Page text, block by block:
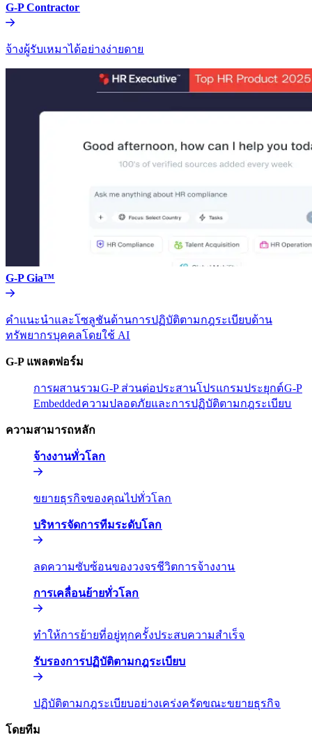
G-P Contractor​​
จ้างผู้รับเหมาได้อย่างง่ายดาย​​
G-P Gia™​​
คำแนะนำและโซลูชันด้านการปฏิบัติตามกฎระเบียบด้าน
ทรัพยากรบุคคลโดยใช้ AI​​
G-P แพลตฟอร์ม​​
การผสานรวม​​G-P ส่วนต่อประสานโปรแกรมประยุกต์​​G-P
Embedded​​ความปลอดภัยและการปฏิบัติตามกฎระเบียบ​​
ความสามารถหลัก​​
จ้างงานทั่วโลก​​
ขยายธุรกิจของคุณไปทั่วโลก​​
บริหารจัดการทีมระดับโลก​​
ลดความซับซ้อนของวงจรชีวิตการจ้างงาน​​
การเคลื่อนย้ายทั่วโลก​​
ทำให้การย้ายที่อยู่ทุกครั้งประสบความสำเร็จ​​
รับรองการปฏิบัติตามกฎระเบียบ​​
ปฏิบัติตามกฎระเบียบอย่างเคร่งครัดขณะขยายธุรกิจ​​
โดยทีม​​